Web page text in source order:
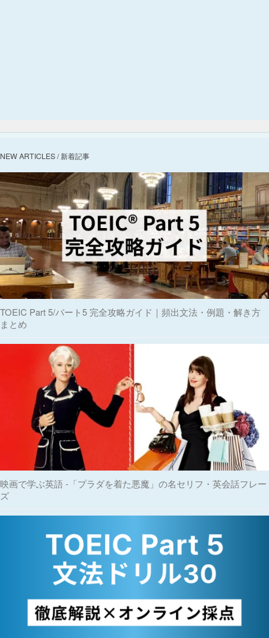
NEW ARTICLES / 新着記事
TOEIC Part 5/パート5 完全攻略ガイド｜頻出文法・例題・解き方
まとめ
映画で学ぶ英語 -「プラダを着た悪魔」の名セリフ・英会話フレー
ズ